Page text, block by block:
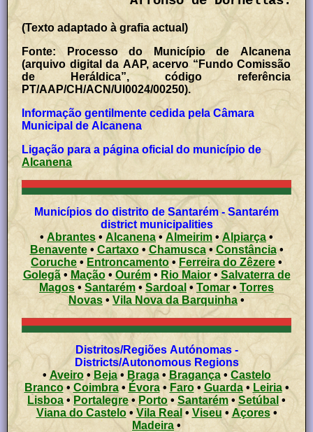
(Texto adaptado à grafia actual)
Fonte: Processo do Município de Alcanena
(arquivo digital da AAP, acervo “Fundo Comissão
de Heráldica”, código referência
PT/AAP/CH/ACN/UI0024/00250).
Informação gentilmente cedida pela Câmara
Municipal de Alcanena
Ligação para a página oficial do município de
Alcanena
Municípios do distrito de Santarém - Santarém
district municipalities
•Abrantes • Alcanena• Almeirim •Alpiarça•
Benavente• Cartaxo• Chamusca•Constância•
Coruche • Entroncamento • Ferreira do Zêzere •
Golegã• Mação•Ourém• Rio Maior• Salvaterra de
Magos• Santarém • Sardoal • Tomar •Torres
Novas • Vila Nova da Barquinha •
Distritos/Regiões Autónomas -
Districts/Autonomous Regions
• Aveiro• Beja• Braga• Bragança• Castelo
Branco• Coimbra• Évora• Faro• Guarda• Leiria•
Lisboa • Portalegre• Porto • Santarém • Setúbal •
Viana do Castelo• Vila Real • Viseu• Açores •
Madeira •